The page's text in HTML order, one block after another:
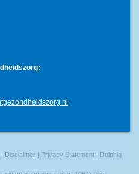
Disclaimer | Privacy Statement | Dolphiq